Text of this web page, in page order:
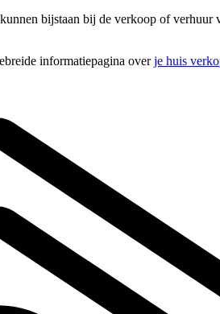
bijstaan bij de verkoop of
informatiepagina overje huis